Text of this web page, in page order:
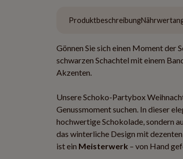
Produktbeschreibung
Gönnen Sie sich einen Moment der
schwarzen Schachtel mit einem
Akzenten.
Unsere Schoko-Partybox
Genussmoment suchen. In dieser
hochwertige Schokolade, sondern
das winterliche Design mit
ist ein Meisterwerk – von Hand